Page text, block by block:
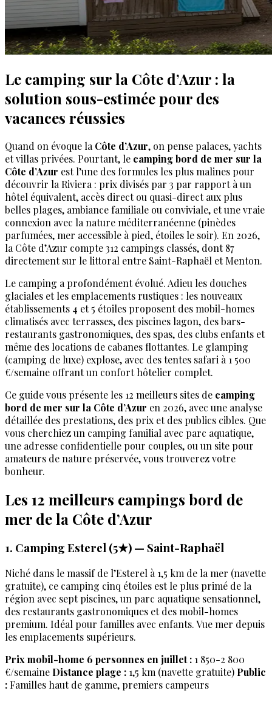
Le camping sur la Côte d’Azur : la
solution sous-estimée pour des
vacances réussies
Quand on évoque la Côte d’Azur, on pense palaces, yachts
et villas privées. Pourtant, le camping bord de mer sur la
Côte d’Azur est l’une des formules les plus malines pour
découvrir la Riviera : prix divisés par 3 par rapport à un
hôtel équivalent, accès direct ou quasi-direct aux plus
belles plages, ambiance familiale ou conviviale, et une vraie
connexion avec la nature méditerranéenne (pinèdes
parfumées, mer accessible à pied, étoiles le soir). En 2026,
la Côte d’Azur compte 312 campings classés, dont 87
directement sur le littoral entre Saint-Raphaël et Menton.
Le camping a profondément évolué. Adieu les douches
glaciales et les emplacements rustiques : les nouveaux
établissements 4 et 5 étoiles proposent des mobil-homes
climatisés avec terrasses, des piscines lagon, des bars-
restaurants gastronomiques, des spas, des clubs enfants et
même des locations de cabanes flottantes. Le glamping
(camping de luxe) explose, avec des tentes safari à 1 500
€/semaine offrant un confort hôtelier complet.
Ce guide vous présente les 12 meilleurs sites de camping
bord de mer sur la Côte d’Azur en 2026, avec une analyse
détaillée des prestations, des prix et des publics cibles. Que
vous cherchiez un camping familial avec parc aquatique,
une adresse confidentielle pour couples, ou un site pour
amateurs de nature préservée, vous trouverez votre
bonheur.
Les 12 meilleurs campings bord de
mer de la Côte d’Azur
1. Camping Esterel (5★) — Saint-Raphaël
Niché dans le massif de l’Esterel à 1,5 km de la mer (navette
gratuite), ce camping cinq étoiles est le plus primé de la
région avec sept piscines, un parc aquatique sensationnel,
des restaurants gastronomiques et des mobil-homes
premium. Idéal pour familles avec enfants. Vue mer depuis
les emplacements supérieurs.
Prix mobil-home 6 personnes en juillet : 1 850-2 800
€/semaine Distance plage : 1,5 km (navette gratuite) Public
:Familles haut de gamme, premiers campeurs